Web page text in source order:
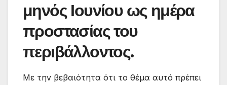
μηνός Ιουνίου ως ημέρα
προστασίας του
περιβάλλοντος.
Με την βεβαιότητα ότι το θέμα αυτό πρέπει